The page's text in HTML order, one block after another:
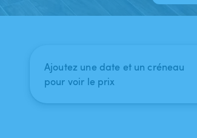
Ajoutez une date et un créneau
pour voir le prix